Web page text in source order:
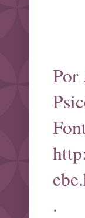
.